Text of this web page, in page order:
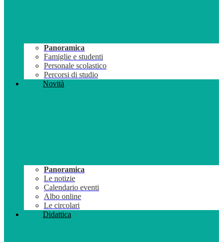
Panoramica
Famiglie e studenti
Personale scolastico
Percorsi di studio
Novità
Panoramica
Le notizie
Calendario eventi
Albo online
Le circolari
Didattica